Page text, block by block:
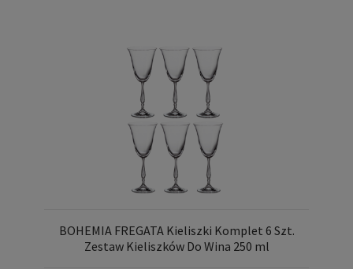
BOHEMIA FREGATA Kieliszki Komplet 6 Szt.
Zestaw Kieliszków Do Wina 250 ml